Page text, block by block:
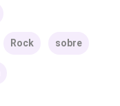
Rock sobre